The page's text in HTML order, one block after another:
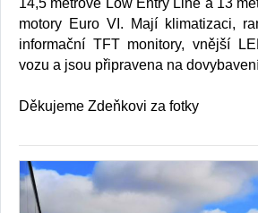
14,5 metrové Low Entry Line a 13
motory Euro VI. Mají klimatizaci,
informační TFT monitory, vnější
vozu a jsou připravena na
Děkujeme Zdeňkovi za fotky